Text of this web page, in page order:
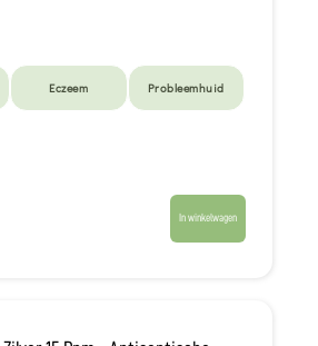
Eczeem Probleemhuid
In winkelwagen